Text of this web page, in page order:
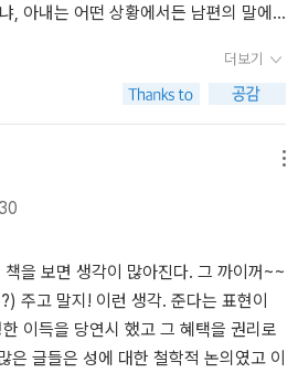
. 옮긴이의 말처럼 “지금, 여기의 상황
일까?” 2014년 미국의 온라인 저널이
클럽 캠페인에서 록산 게이 역시 이 옛
의 없다”는 사실에 놀랐다는 게 위안이
시』는 해제자의 말처럼 “계속되는 백래
하기도 하고 우회하기도 하는” 여성의
이 그려 놓은 지도”를 우리에게 보여 주
위에서 다음 발걸음을 놓을 자리를 찾는
달까.어쨌든 두껍고 지루한 부분이 없지
수 있다는 점이 의미있다 하겠다.backla
로 인해 자신의 중요도, 영향력, 권력이
수가 강한 정서적 반응과 함께 변화에
회학 용어로, 주로 성적, 인종적, 종교적
작용한다.팔루디는 여성의 ‘진보’를 위
성이 크게 활보하고 있다”는 인식을 바탕
개심”이 불러일으키는 여러 증상들,
로 나타나는 현상에 ‘백래시’라는 이름을
압이라는 현상과 백래시를 구분한다.
처럼 단단하게 자리 잡은 여성 혐오만
하려는 현대 여성들의 각별한 노력” 때
, 아내는 어떤 상황에서든 남편의 말에
워지지 않겠느냐. 실제로 내가 들었던 말
은 여성들이 겪어온 불평등하고 불합리
어색하게 다가오지 않는다. 내가 경험
것들이기에(페미니즘을 몰라서, 페미니
소가 될 것이라는 굳은 믿음 때문에 반
재한다면).그럼에도 불구하고 많은 여
까이 하려 노력한다. 여전히 여성에게
천장을 비관적 태도로 외면하지 않는다
니스트들의 다양한 성향을 다 받아들
하는 태도를 가져야 할 것이다. 그들이
명한 무언가가 있을 것이다. 독서를 통
더보기
을 보면 생각이 많아진다. 그 까이꺼~~
주고 말지! 이런 생각. 준다는 표현이
이득을 당연시 했고 그 혜택을 권리로
은 글들은 성에 대한 철학적 논의였고 이